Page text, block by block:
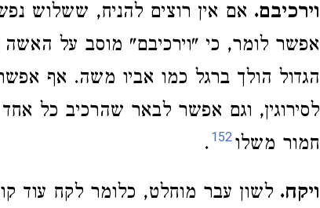
וירכיבם. אם אין רוצים להניח, ששלוש
אפשר לומר, כי "וירכיבם" מוסב על האשה
הגדול הולך ברגל כמו אביו משה. אף
לסירוגין, וגם אפשר לבאר שהרכיב כל
חמור משלו152
.
ויקח. לשון עבר מוחלט, כלומר לקח עוד